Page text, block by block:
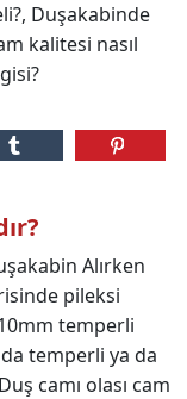
Duşakabinde
kalitesi nasıl
Alırken
pileksi
temperli
temperli ya da
camı olası cam